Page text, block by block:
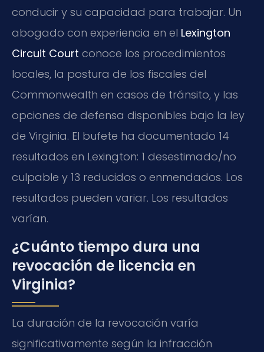
conducir y su capacidad para trabajar. Un
abogado con experiencia en el Lexington
Circuit Court conoce los procedimientos
locales, la postura de los fiscales del
Commonwealth en casos de tránsito, y las
opciones de defensa disponibles bajo la ley
de Virginia. El bufete ha documentado 14
resultados en Lexington: 1 desestimado/no
culpable y 13 reducidos o enmendados. Los
resultados pueden variar. Los resultados
varían.
¿Cuánto tiempo dura una
revocación de licencia en
Virginia?
La duración de la revocación varía
significativamente según la infracción